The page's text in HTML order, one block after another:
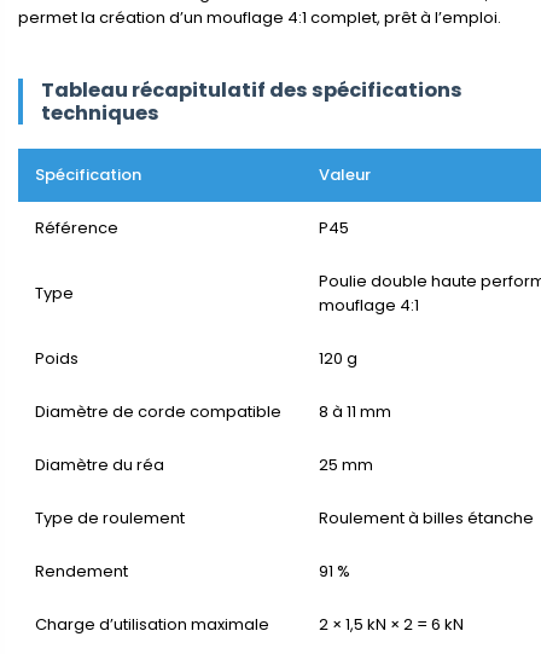
permet la création d’un mouflage 4:1 complet, prêt à l’emploi.
Tableau récapitulatif des spécifications
techniques
Spécification Valeur
Référence P45
Type
Poulie double haute
mouflage 4:1
Poids 120 g
Diamètre de corde compatible 8 à 11 mm
Diamètre du réa 25 mm
Type de roulement Roulement à billes étanche
Rendement 91 %
Charge d’utilisation maximale 2 × 1,5 kN × 2 = 6 kN